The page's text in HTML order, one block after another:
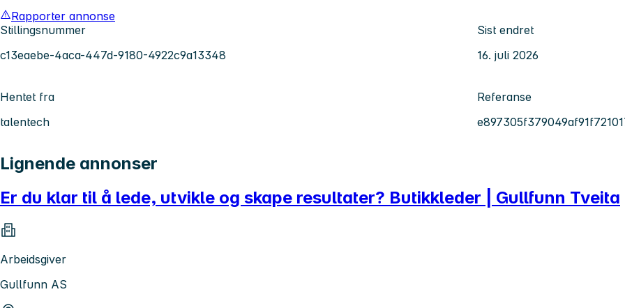
Rapporter annonse
Stillingsnummer
c13eaebe-4aca-447d-9180-4922c9a13348
Sist endret
16. juli 2026
Hentet fra
talentech
Referanse
Lignende annonser
Er du klar til å lede, utvikle og skape resultater? Butikkleder | Gullfunn Tveita
Arbeidsgiver
Gullfunn AS